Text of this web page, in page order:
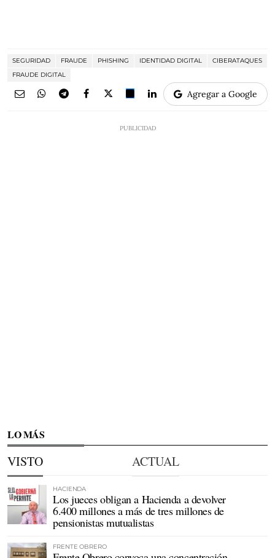
SEGURIDAD FRAUDE PHISHING IDENTIDAD DIGITAL
CIBERATAQUES
FRAUDE DIGITAL
Agregar a Google
LO MÁS
VISTO ACTUAL
HACIENDA
Los jueces obligan a Hacienda a devolver
6.400 millones a más de tres millones de
pensionistas mutualistas
FRENTE OBRERO